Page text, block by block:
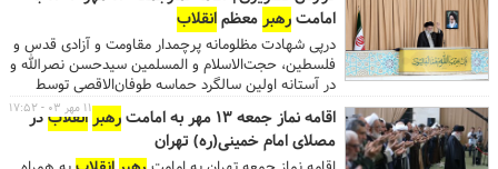
8صبح تا 18 در مصلای حضرت امام خمینی (ره) در حال
برگزاری است، بیش از ۴۵ هزار پایگاه مقاومت بسیج و
قرارگاه‌های مردم سالار بسیج با هم به رقابت می‌پردازند.
...
سیدحسن نصرالله و همراهان ایشان ازجمله سردار شهید
نیل‌فروشان از سویرهبرمعظمانقلاباسلامی صبح
جمعه (۱۴۰۳/۰۷/۱۳) در مصلای امام خمینی (ره) برگزار و
پس از آن نیز نماز جمعه تهران به امامترهبر انقلاب
اقامه شد.
امامترهبرمعظمانقلاب
درپی شهادت مظلومانه پرچمدار مقاومت و آزادی قدس و
فلسطین، حجت‌الاسلام و المسلمین سیدحسن نصرالله و
در آستانه اولین سالگرد حماسه طوفان‌الاقصی توسط
رزمندگان مقاومت اسلامی فلسطین، نماز جمعه تهران
امروز جمعه ۱۳ مهرماه به امامت
رهبرمعظمانقلاب
اسلامی در مصلای امام خمینی (ره) برگزار شد.
اقامه نماز جمعه ۱۳ مهر به امامت رهبرانقلابدر
مصلای امام خمینی(ره) تهران
۱۱ مهر ۰۳ - ۱۷:۵۲